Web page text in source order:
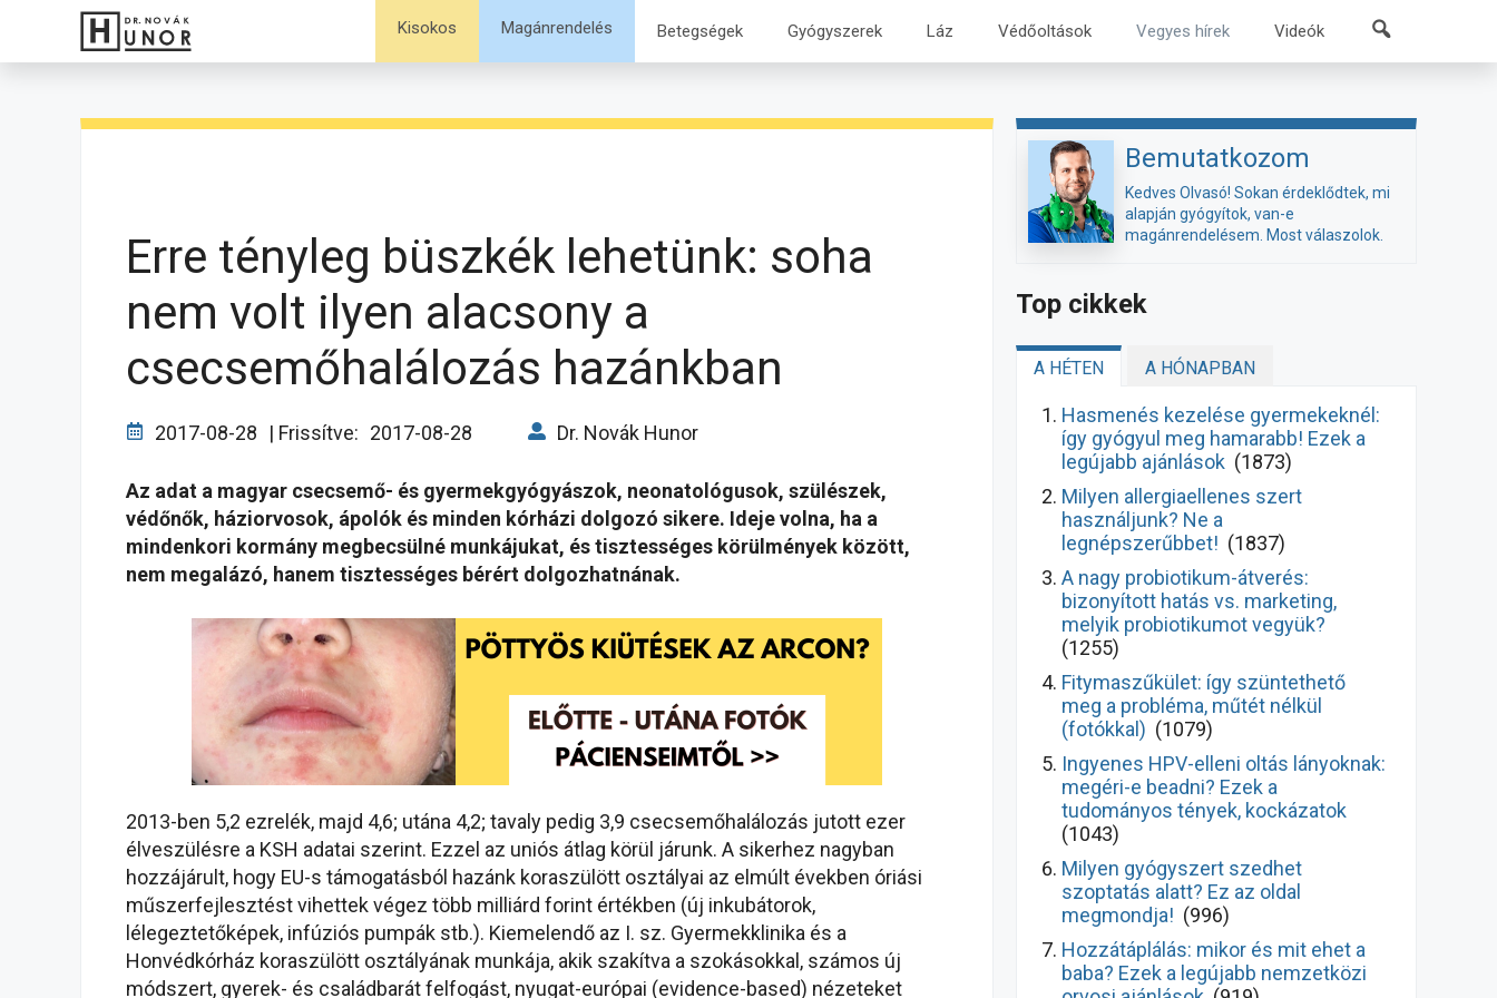
tartalomba
Kisokos Magánrendelés Betegségek Gyógyszerek Láz Védőoltások Vegyes hírek Videók Kereső
Erre tényleg büszkék lehetünk: soha
nem volt ilyen alacsony a
csecsemőhalálozás hazánkban
2017-08-28 | Frissítve: 2017-08-28 Dr. Novák Hunor
Az adat a magyar csecsemő- és gyermekgyógyászok, neonatológusok, szülészek,
védőnők, háziorvosok, ápolók és minden kórházi dolgozó sikere. Ideje volna, ha a
mindenkori kormány megbecsülné munkájukat, és tisztességes körülmények között,
nem megalázó, hanem tisztességes bérért dolgozhatnának.
2013-ben 5,2 ezrelék, majd 4,6; utána 4,2; tavaly pedig 3,9 csecsemőhalálozás jutott ezer
élveszülésre a KSH adatai szerint. Ezzel az uniós átlag körül járunk. A sikerhez nagyban
hozzájárult, hogy EU-s támogatásból hazánk koraszülött osztályai az elmúlt években óriási
műszerfejlesztést vihettek végez több milliárd forint értékben (új inkubátorok,
lélegeztetőképek, infúziós pumpák stb.). Kiemelendő az I. sz. Gyermekklinika és a
Honvédkórház koraszülött osztályának munkája, akik szakítva a szokásokkal, számos új
módszert, gyerek- és családbarát felfogást, nyugat-európai (evidence-based) nézeteket
Bemutatkozom
Kedves Olvasó! Sokan érdeklődtek, mi
alapján gyógyítok, van-e
magánrendelésem. Most válaszolok.
Top cikkek
A HÉTEN A HÓNAPBAN
Hasmenés kezelése gyermekeknél:
így gyógyul meg hamarabb! Ezek a
legújabb ajánlások (1873)
Milyen allergiaellenes szert
használjunk? Ne a
legnépszerűbbet! (1837)
A nagy probiotikum-átverés:
bizonyított hatás vs. marketing,
melyik probiotikumot vegyük?
(1255)
Fitymaszűkület: így szüntethető
meg a probléma, műtét nélkül
(fotókkal) (1079)
Ingyenes HPV-elleni oltás lányoknak:
megéri-e beadni? Ezek a
tudományos tények, kockázatok
(1043)
Milyen gyógyszert szedhet
szoptatás alatt? Ez az oldal
megmondja! (996)
Hozzátáplálás: mikor és mit ehet a
baba? Ezek a legújabb nemzetközi